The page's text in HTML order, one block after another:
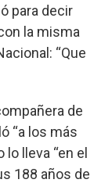
para decir
la misma
“Que
de
“a los más
lleva “en el
188 años de